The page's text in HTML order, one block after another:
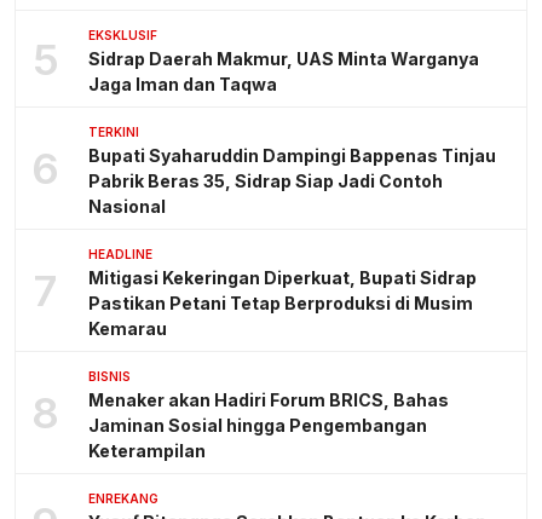
5 EKSKLUSIF
Sidrap Daerah Makmur, UAS Minta Warganya
Jaga Iman dan Taqwa
6
TERKINI
Bupati Syaharuddin Dampingi Bappenas Tinjau
Pabrik Beras 35, Sidrap Siap Jadi Contoh
Nasional
7
HEADLINE
Mitigasi Kekeringan Diperkuat, Bupati Sidrap
Pastikan Petani Tetap Berproduksi di Musim
Kemarau
8
BISNIS
Menaker akan Hadiri Forum BRICS, Bahas
Jaminan Sosial hingga Pengembangan
Keterampilan
ENREKANG